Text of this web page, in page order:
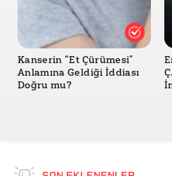
Kanserin “Et Çürümesi”
Anlamına Geldiği İddiası
Doğru mu?